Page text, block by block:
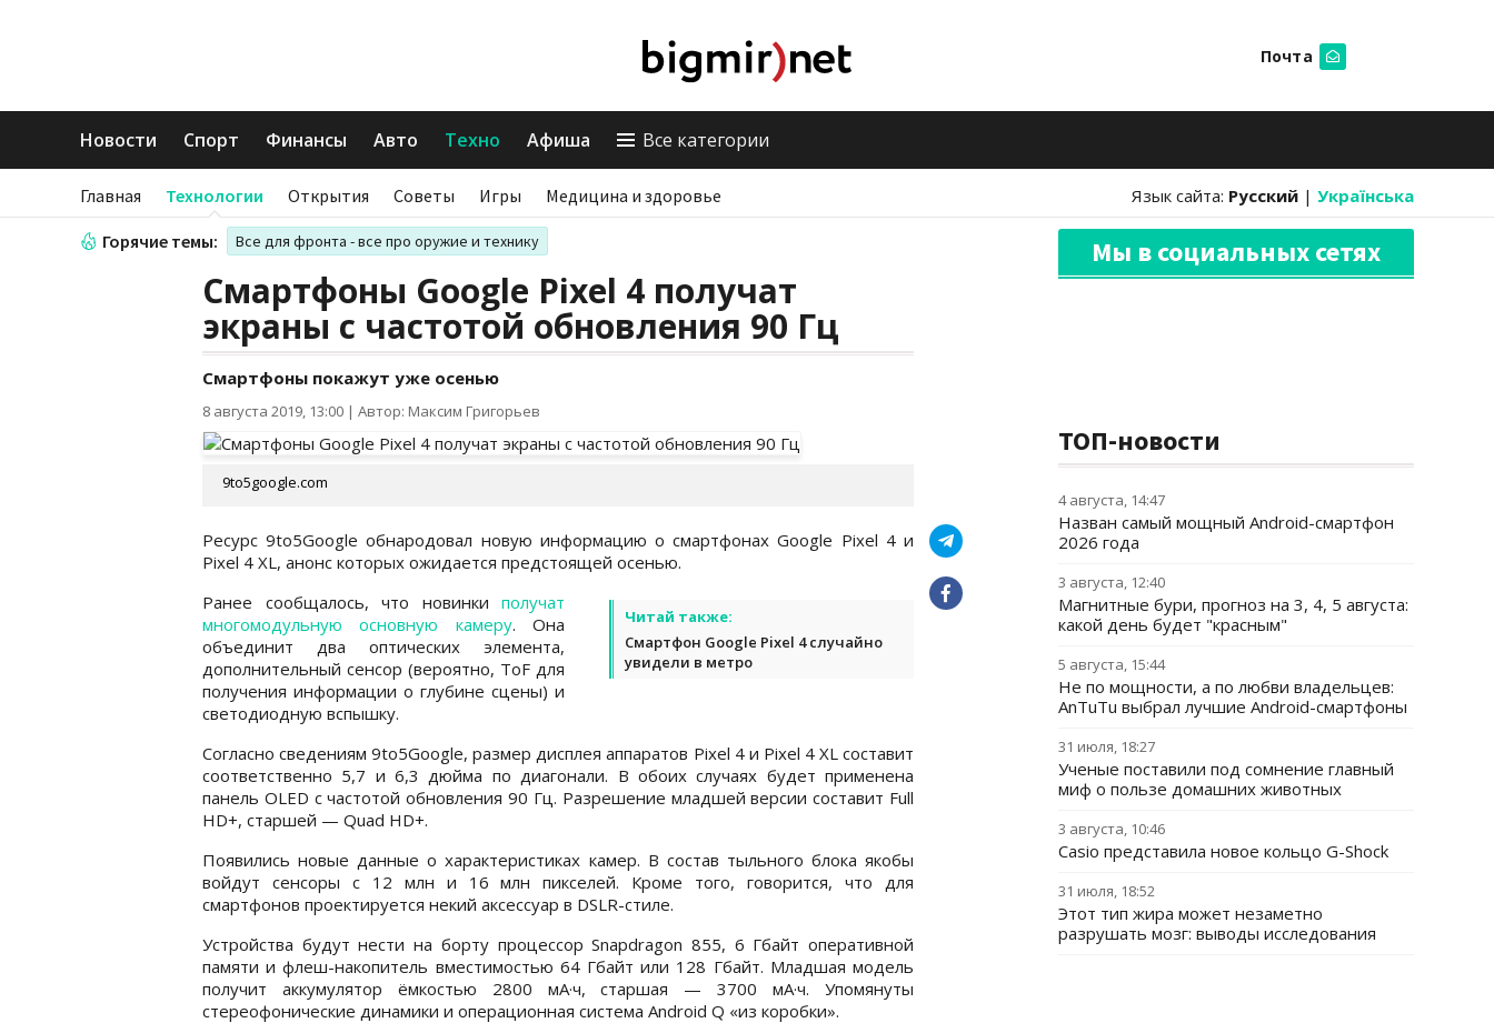
Почта
Новости Спорт Финансы Авто Техно Афиша Все категории
Главная Технологии Открытия Советы Игры Медицина и здоровье Язык сайта: Русский | Українська
Горячие темы: Все для фронта - все про оружие и технику
Смартфоны Google Pixel 4 получат
экраны с частотой обновления 90 Гц
Смартфоны покажут уже осенью
8 августа 2019, 13:00 | Автор: Максим Григорьев
9to5google.com
Ресурс 9to5Google обнародовал новую информацию о смартфонах Google Pixel 4 и
Pixel 4 XL, анонс которых ожидается предстоящей осенью.
Читай также:
Смартфон Google Pixel 4 случайно
увидели в метро
Ранее сообщалось, что новинки получат
многомодульную основную камеру. Она
объединит два оптических элемента,
дополнительный сенсор (вероятно, ToF для
получения информации о глубине сцены) и
светодиодную вспышку.
Согласно сведениям 9to5Google, размер дисплея аппаратов Pixel 4 и Pixel 4 XL составит
соответственно 5,7 и 6,3 дюйма по диагонали. В обоих случаях будет применена
панель OLED с частотой обновления 90 Гц. Разрешение младшей версии составит Full
HD+, старшей — Quad HD+.
Появились новые данные о характеристиках камер. В состав тыльного блока якобы
войдут сенсоры с 12 млн и 16 млн пикселей. Кроме того, говорится, что для
смартфонов проектируется некий аксессуар в DSLR-стиле.
Устройства будут нести на борту процессор Snapdragon 855, 6 Гбайт оперативной
памяти и флеш-накопитель вместимостью 64 Гбайт или 128 Гбайт. Младшая модель
получит аккумулятор ёмкостью 2800 мА·ч, старшая — 3700 мА·ч. Упомянуты
стереофонические динамики и операционная система Android Q «из коробки».
Мы в социальных сетях
ТОП-новости
4 августа, 14:47
Назван самый мощный Android-смартфон
2026 года
3 августа, 12:40
Магнитные бури, прогноз на 3, 4, 5 августа:
какой день будет "красным"
5 августа, 15:44
Не по мощности, а по любви владельцев:
AnTuTu выбрал лучшие Android-смартфоны
31 июля, 18:27
Ученые поставили под сомнение главный
миф о пользе домашних животных
3 августа, 10:46
Casio представила новое кольцо G-Shock
31 июля, 18:52
Этот тип жира может незаметно
разрушать мозг: выводы исследования